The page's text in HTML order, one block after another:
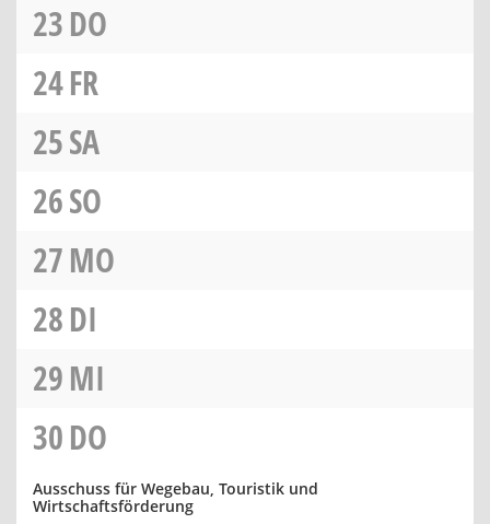
23DO
24FR
25SA
26SO
27MO
28DI
29MI
30DO
Ausschuss für Wegebau, Touristik und
Wirtschaftsförderung